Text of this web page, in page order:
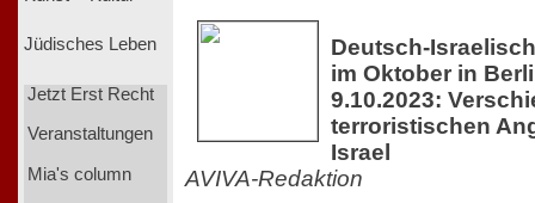
Jüdisches Leben
Jetzt Erst Recht
Veranstaltungen
Mia's column
Deutsch-
im Oktober in
9.10.2023:
terroristischen
Israel
AVIVA-Redaktion